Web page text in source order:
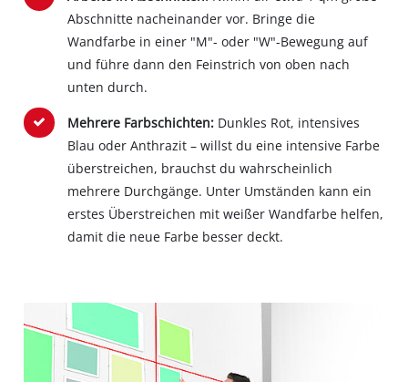
Abschnitte nacheinander vor. Bringe die
Wandfarbe in einer "M"- oder "W"-Bewegung auf
und führe dann den Feinstrich von oben nach
unten durch.
Mehrere Farbschichten:Dunkles Rot, intensives
Blau oder Anthrazit – willst du eine intensive Farbe
überstreichen, brauchst du wahrscheinlich
mehrere Durchgänge. Unter Umständen kann ein
erstes Überstreichen mit weißer Wandfarbe helfen,
damit die neue Farbe besser deckt.